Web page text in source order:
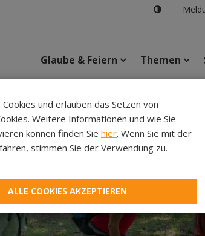
Glaube & Feiern Themen
und erlauben das Setzen von
Weitere Informationen und wie Sie
können finden Sie hier. Wenn Sie mit der
stimmen Sie der Verwendung zu.
ALLE COOKIES AKZEPTIEREN